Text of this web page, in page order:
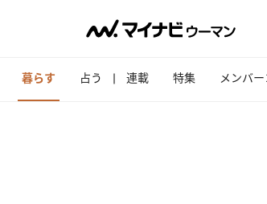
暮らす 占う 連載 特集 メンバ